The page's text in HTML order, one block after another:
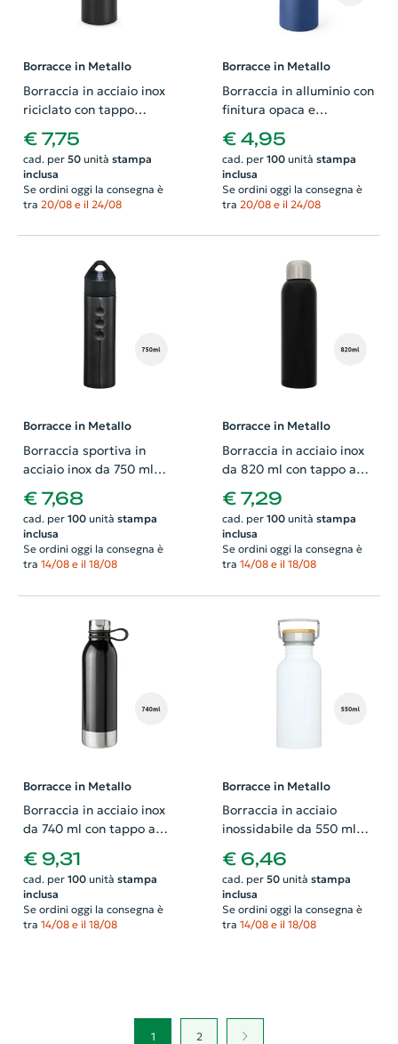
Borracce in Metallo
Borraccia in acciaio inox
riciclato con tappo
sottovuoto da 570ml
€ 7,75
cad. per 50unità stampa
inclusa
Se ordini oggi la consegna è
tra 20/08 e il 24/08
Borracce in Metallo
Borraccia in alluminio con
finitura opaca e
coperchio in bamù da
550ml
€ 4,95
cad. per 100unità stampa
inclusa
Se ordini oggi la consegna è
tra 20/08 e il 24/08
Borracce in Metallo
Borraccia sportiva in
acciaio inox da 750 ml
con coperchio scorrevole
€ 7,68
cad. per 100unità stampa
inclusa
Se ordini oggi la consegna è
tra 14/08 e il 18/08
Borracce in Metallo
Borraccia in acciaio inox
da 820 ml con tappo a
vite
€ 7,29
cad. per 100unità stampa
inclusa
Se ordini oggi la consegna è
tra 14/08 e il 18/08
Borracce in Metallo
Borraccia in acciaio inox
da 740 ml con tappo a
€ 9,31
cad. per 100unità stampa
inclusa
Se ordini oggi la consegna è
tra 14/08 e il 18/08
Borracce in Metallo
Borraccia in acciaio
inossidabile da 550 ml
bambù
€ 6,46
cad. per 50unità stampa
inclusa
Se ordini oggi la consegna è
tra 14/08 e il 18/08
1 2